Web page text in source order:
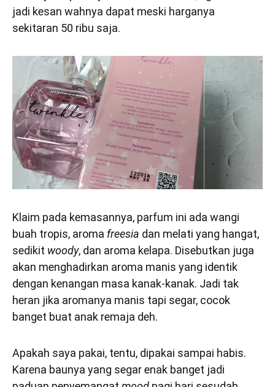
jadi kesan wahnya dapat meski harganya
sekitaran 50 ribu saja.
Klaim pada kemasannya, parfum ini ada wangi
buah tropis, aroma freesia dan melati yang hangat,
sedikit woody, dan aroma kelapa. Disebutkan juga
akan menghadirkan aroma manis yang identik
dengan kenangan masa kanak-kanak. Jadi tak
heran jika aromanya manis tapi segar, cocok
banget buat anak remaja deh.
Apakah saya pakai, tentu, dipakai sampai habis.
Karena baunya yang segar enak banget jadi